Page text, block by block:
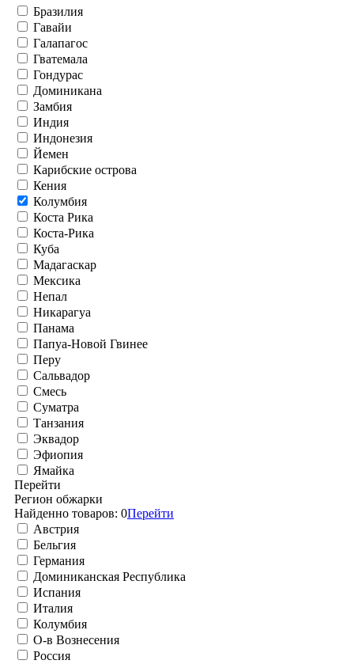
Бразилия
Гавайи
Галапагос
Гватемала
Гондурас
Доминикана
Замбия
Индия
Индонезия
Йемен
Карибские острова
Кения
Колумбия
Коста Рика
Коста-Рика
Куба
Мадагаскар
Мексика
Непал
Никарагуа
Панама
Папуа-Новой Гвинее
Перу
Сальвадор
Смесь
Суматра
Танзания
Эквадор
Эфиопия
Ямайка
Перейти
Регион обжарки
Найденно товаров: 0Перейти
Австрия
Бельгия
Германия
Доминиканская Республика
Испания
Италия
Колумбия
О-в Вознесения
Россия